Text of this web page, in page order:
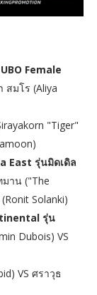
Female
สมโร (Aliya
"Tiger"
East รุ่นมิดเดิล
มาน ("The
Solanki)
รุ่น
Dubois) VS
VS ศราวุธ